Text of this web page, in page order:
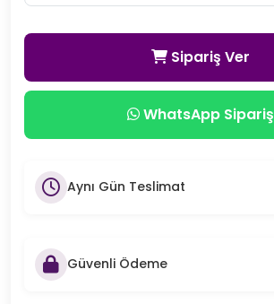
Sipariş Ver
WhatsApp Sipariş
Aynı Gün Teslimat
Güvenli Ödeme